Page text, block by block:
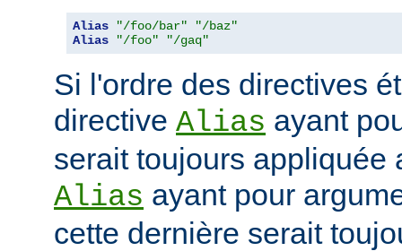
Alias "/foo/bar"
"/baz"
Alias
"/foo" "/gaq"
Si l'ordre des directives
directive Alias ayant
serait toujours appliquée
Alias ayant pour
cette dernière serait